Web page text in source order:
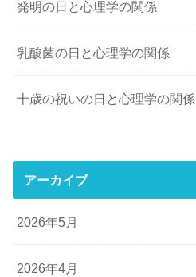
発明の日と心理学の関係
乳酸菌の日と心理学の関係
十歳の祝いの日と心理学の関係
アーカイブ
2026年5月
2026年4月